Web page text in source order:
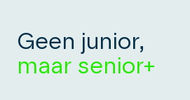
Geen junior,
maar senior+